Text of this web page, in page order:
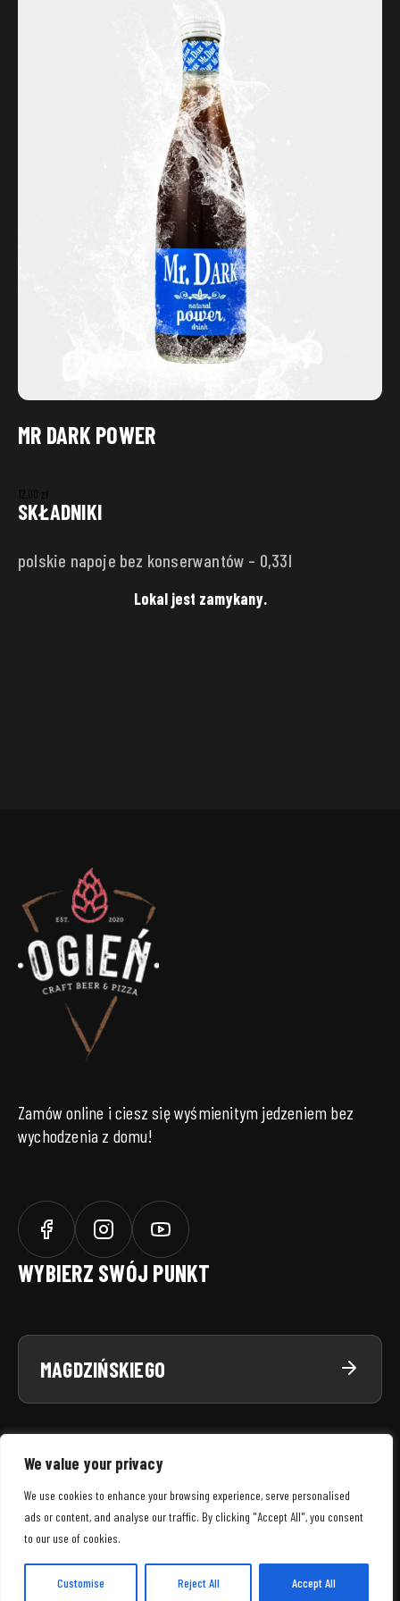
We value your privacy
We use cookies to enhance your browsing experience, serve personalised
ads or content, and analyse our traffic. By clicking "Accept All", you consent
to our use of cookies.
Customise Reject All Accept All
MR DARK POWER
12,00 zł
SKŁADNIKI
polskie napoje bez konserwantów – 0,33l
Lokal jest zamykany.
Punkt
Zamów online i ciesz się wyśmienitym jedzeniem bez
wychodzenia z domu!
WYBIERZ SWÓJ PUNKT
MAGDZIŃSKIEGO
SNWS© 2026 WSZELKIE PRAWA ZASTRZEŻONE
POLITYKA COOKIES